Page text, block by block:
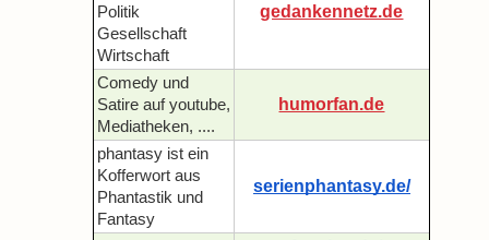
Politik
Gesellschaft
Wirtschaft
gedankennetz.de
Comedy und
Satire auf youtube,
Mediatheken, ....
humorfan.de
phantasy ist ein
Kofferwort aus
Phantastik und
Fantasy
serienphantasy.de/